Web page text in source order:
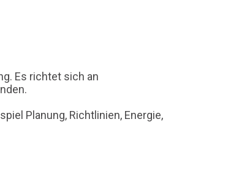
Es richtet sich an
Planung, Richtlinien, Energie,